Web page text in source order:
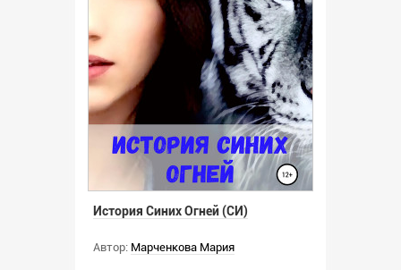
История Синих Огней (СИ)
Автор: Марченкова Мария